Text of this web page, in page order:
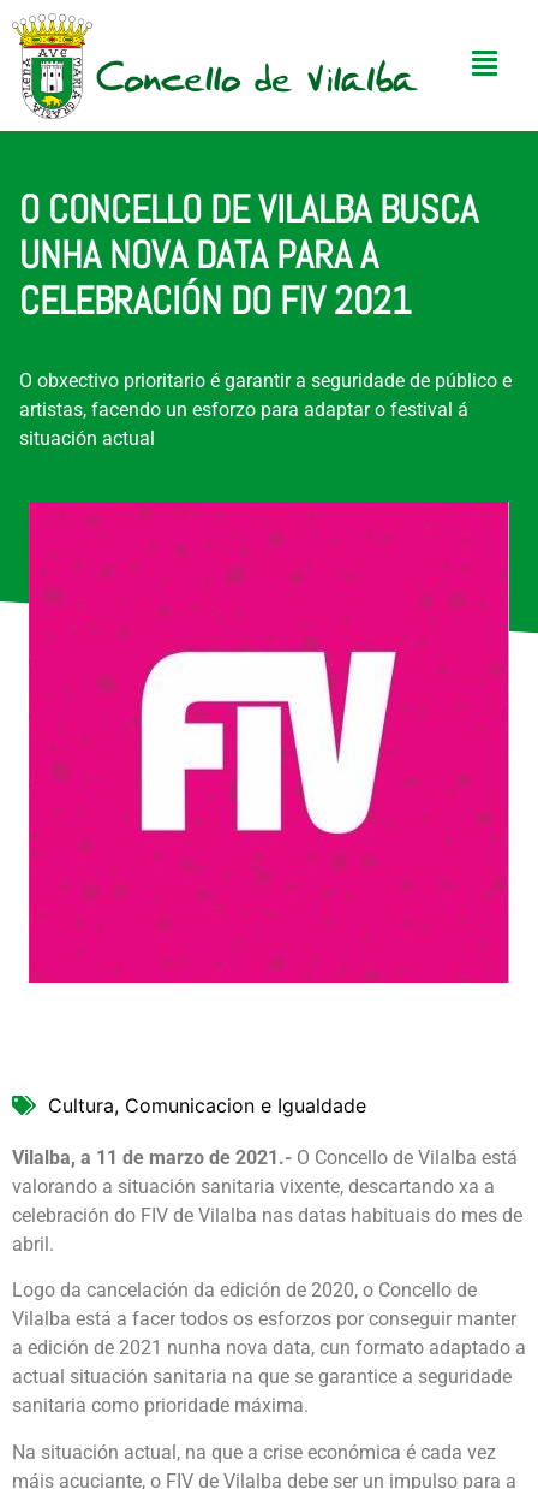
O CONCELLO DE VILALBA BUSCA
UNHA NOVA DATA PARA A
CELEBRACIÓN DO FIV 2021
O obxectivo prioritario é garantir a seguridade de público e
artistas, facendo un esforzo para adaptar o festival á
situación actual
Cultura, Comunicacion e Igualdade
Vilalba, a 11 de marzo de 2021.- O Concello de Vilalba está
valorando a situación sanitaria vixente, descartando xa a
celebración do FIV de Vilalba nas datas habituais do mes de
abril.
Logo da cancelación da edición de 2020, o Concello de
Vilalba está a facer todos os esforzos por conseguir manter
a edición de 2021 nunha nova data, cun formato adaptado a
actual situación sanitaria na que se garantice a seguridade
sanitaria como prioridade máxima.
Na situación actual, na que a crise económica é cada vez
máis acuciante, o FIV de Vilalba debe ser un impulso para a